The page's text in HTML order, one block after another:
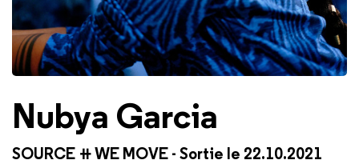
Nubya Garcia
SOURCE ⧺ WE MOVE - Sortie le 22.10.2021